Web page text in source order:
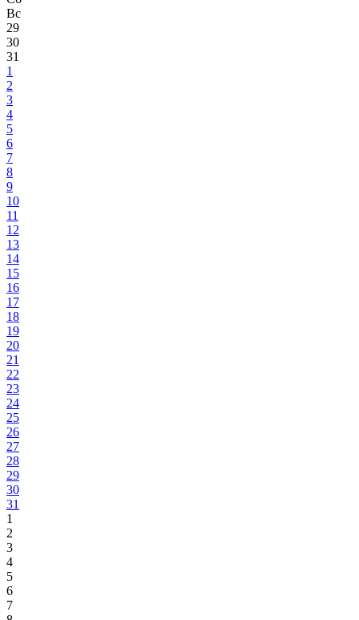
Вс
29
30
31
1
2
3
4
5
6
7
8
9
10
11
12
13
14
15
16
17
18
19
20
21
22
23
24
25
26
27
28
29
30
31
1
2
3
4
5
6
7